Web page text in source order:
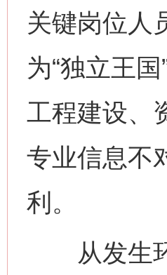
关键岗位人
为“独立王
工程建设、
专业信息不
利。
从发生环